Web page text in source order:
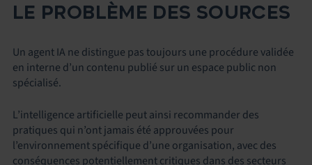
LE PROBLÈME DES SOURCES
Un agent IA ne distingue pas toujours une procédure validée
en interne d’un contenu publié sur un espace public non
spécialisé.
L’intelligence artificielle peut ainsi recommander des
pratiques qui n’ont jamais été approuvées pour
l’environnement spécifique d’une organisation, avec des
conséquences potentiellement critiques dans des secteurs